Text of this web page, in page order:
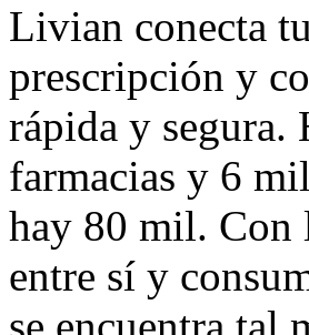
Livian conecta
prescripción y
rápida y segura.
farmacias y 6
hay 80 mil. Con
entre sí y
se encuentra tal